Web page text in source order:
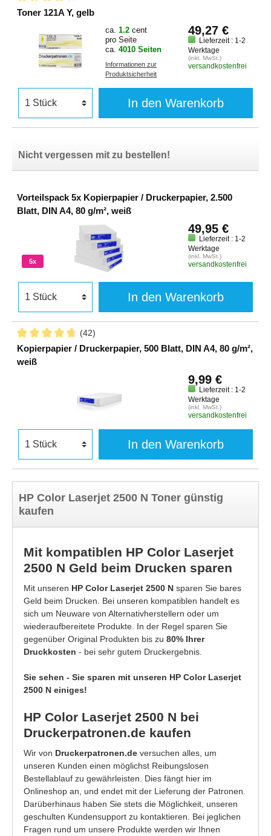
Toner 121A Y, gelb
ca. 1.2 cent
pro Seite
ca. 4010 Seiten
Informationen zur
Produktsicherheit
49,27 €
Lieferzeit : 1-2
Werktage
(inkl. MwSt.)
versandkostenfrei
In den Warenkorb
Nicht vergessen mit zu bestellen!
Vorteilspack 5x Kopierpapier / Druckerpapier, 2.500
Blatt, DIN A4, 80 g/m², weiß
5x
49,95 €
Lieferzeit : 1-2
Werktage
(inkl. MwSt.)
versandkostenfrei
In den Warenkorb
(42)
Kopierpapier / Druckerpapier, 500 Blatt, DIN A4, 80 g/m²,
weiß
9,99 €
Lieferzeit : 1-2
Werktage
(inkl. MwSt.)
versandkostenfrei
In den Warenkorb
HP Color Laserjet 2500 N Toner günstig
kaufen
Mit kompatiblen HP Color Laserjet
2500 N Geld beim Drucken sparen
Mit unseren HP Color Laserjet 2500 N sparen Sie bares
Geld beim Drucken. Bei unseren kompatiblen handelt es
sich um Neuware von Alternativherstellern oder um
wiederaufbereitete Produkte. In der Regel sparen Sie
gegenüber Original Produkten bis zu 80% Ihrer
Druckkosten - bei sehr gutem Druckergebnis.
Sie sehen - Sie sparen mit unseren HP Color Laserjet
2500 N einiges!
HP Color Laserjet 2500 N bei
Druckerpatronen.de kaufen
Wir von Druckerpatronen.de versuchen alles, um
unseren Kunden einen möglichst Reibungslosen
Bestellablauf zu gewährleisten. Dies fängt hier im
Onlineshop an, und endet mit der Lieferung der Patronen.
Darüberhinaus haben Sie stets die Möglichkeit, unseren
geschulten Kundensupport zu kontaktieren. Bei jeglichen
Fragen rund um unsere Produkte werden wir Ihnen